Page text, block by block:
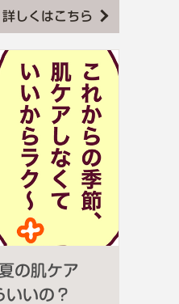
詳しくはこちら
の肌ケア
いいの？